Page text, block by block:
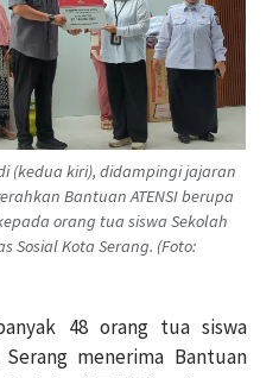
(kedua kiri), didampingi jajaran
Bantuan ATENSI berupa
orang tua siswa Sekolah
Sosial Kota Serang. (Foto:
48 orang tua siswa
menerima Bantuan